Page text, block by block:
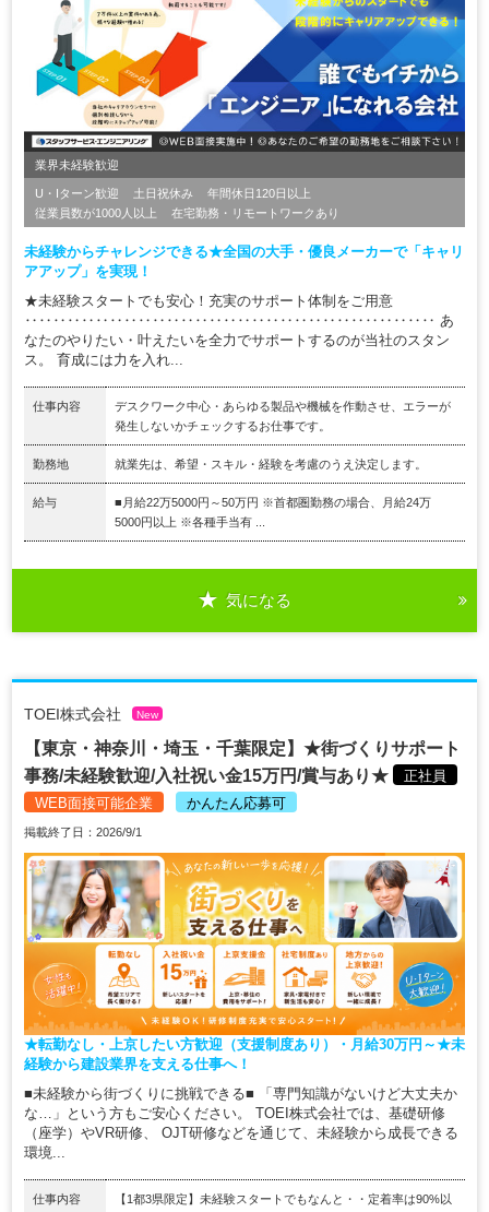
業界未経験歓迎
U・Iターン歓迎 土日祝休み
年間休日120日以上
従業員数が1000人以上
在宅勤務・リモートワークあり
未経験からチャレンジできる★全国の大手・優良メーカーで「キャリ
アアップ」を実現！
★未経験スタートでも安心！充実のサポート体制をご用意
‥‥‥‥‥‥‥‥‥‥‥‥‥‥‥‥‥‥‥‥‥‥‥‥‥‥‥‥‥ あ
なたのやりたい・叶えたいを全力でサポートするのが当社のスタン
ス。 育成には力を入れ...
仕事内容
デスクワーク中心・あらゆる製品や機械を作動させ、エラーが
発生しないかチェックするお仕事です。
勤務地 就業先は、希望・スキル・経験を考慮のうえ決定します。
給与
■月給22万5000円～50万円 ※首都圏勤務の場合、月給24万
5000円以上 ※各種手当有 ...
気になる
TOEI株式会社 New
【東京・神奈川・埼玉・千葉限定】★街づくりサポート
事務/未経験歓迎/入社祝い金15万円/賞与あり★
正社員
WEB面接可能企業
かんたん応募可
掲載終了日：2026/9/1
★転勤なし・上京したい方歓迎（支援制度あり）・月給30万円～★未
経験から建設業界を支える仕事へ！
■未経験から街づくりに挑戦できる■ 「専門知識がないけど大丈夫か
な…」という方もご安心ください。 TOEI株式会社では、基礎研修
（座学）やVR研修、 OJT研修などを通じて、未経験から成長できる
環境...
仕事内容
【1都3県限定】未経験スタートでもなんと・・定着率は90%以